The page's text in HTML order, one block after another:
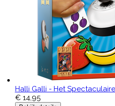
Halli Galli - Het
€ 14,95